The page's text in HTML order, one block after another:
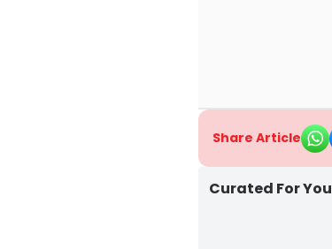
Share Article
Curated For You